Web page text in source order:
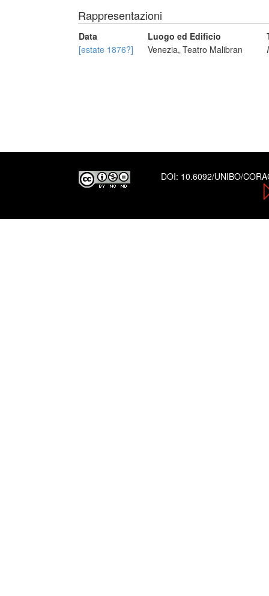
Rappresentazioni
Data Luogo ed Edificio
[estate 1876?]
Venezia, Teatro Malibran
DOI: 10.6092/UNIBO/